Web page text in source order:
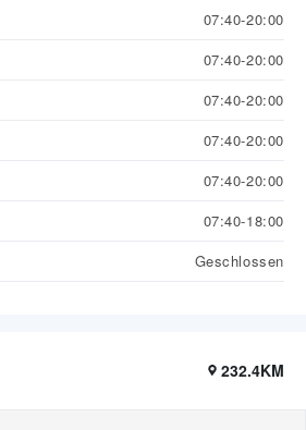
07:40-20:00
07:40-20:00
07:40-20:00
07:40-20:00
07:40-20:00
07:40-18:00
Geschlossen
232.4KM